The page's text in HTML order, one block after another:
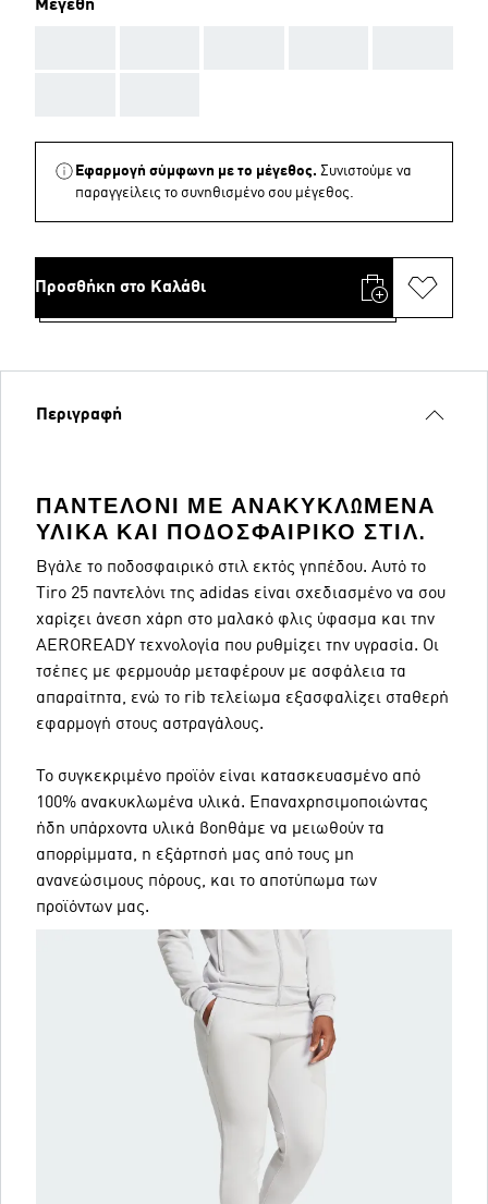
Μεγέθη
Εφαρμογή σύμφωνη με το μέγεθος. Συνιστούμε να
παραγγείλεις το συνηθισμένο σου μέγεθος.
Προσθήκη στο Καλάθι
Περιγραφή
ΠΑΝΤΕΛΌΝΙ ΜΕ ΑΝΑΚΥΚΛΩΜΈΝΑ
ΥΛΙΚΆ ΚΑΙ ΠΟΔΟΣΦΑΙΡΙΚΌ ΣΤΙΛ.
Βγάλε το ποδοσφαιρικό στιλ εκτός γηπέδου. Αυτό το
Tiro 25 παντελόνι της adidas είναι σχεδιασμένο να σου
χαρίζει άνεση χάρη στο μαλακό φλις ύφασμα και την
AEROREADY τεχνολογία που ρυθμίζει την υγρασία. Οι
τσέπες με φερμουάρ μεταφέρουν με ασφάλεια τα
απαραίτητα, ενώ το rib τελείωμα εξασφαλίζει σταθερή
εφαρμογή στους αστραγάλους.
Το συγκεκριμένο προϊόν είναι κατασκευασμένο από
100% ανακυκλωμένα υλικά. Επαναχρησιμοποιώντας
ήδη υπάρχοντα υλικά βοηθάμε να μειωθούν τα
απορρίμματα, η εξάρτησή μας από τους μη
ανανεώσιμους πόρους, και το αποτύπωμα των
προϊόντων μας.